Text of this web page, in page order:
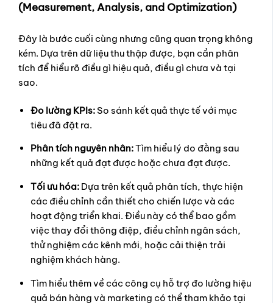
(Measurement, Analysis, and Optimization)
Đây là bước cuối cùng nhưng cũng quan trọng không
kém. Dựa trên dữ liệu thu thập được, bạn cần phân
tích để hiểu rõ điều gì hiệu quả, điều gì chưa và tại
sao.
Đo lường KPIs: So sánh kết quả thực tế với mục
tiêu đã đặt ra.
Phân tích nguyên nhân:Tìm hiểu lý do đằng sau
những kết quả đạt được hoặc chưa đạt được.
Tối ưu hóa: Dựa trên kết quả phân tích, thực hiện
các điều chỉnh cần thiết cho chiến lược và các
hoạt động triển khai. Điều này có thể bao gồm
việc thay đổi thông điệp, điều chỉnh ngân sách,
thử nghiệm các kênh mới, hoặc cải thiện trải
nghiệm khách hàng.
Tìm hiểu thêm về các công cụ hỗ trợ đo lường hiệu
quả bán hàng và marketing có thể tham khảo tại